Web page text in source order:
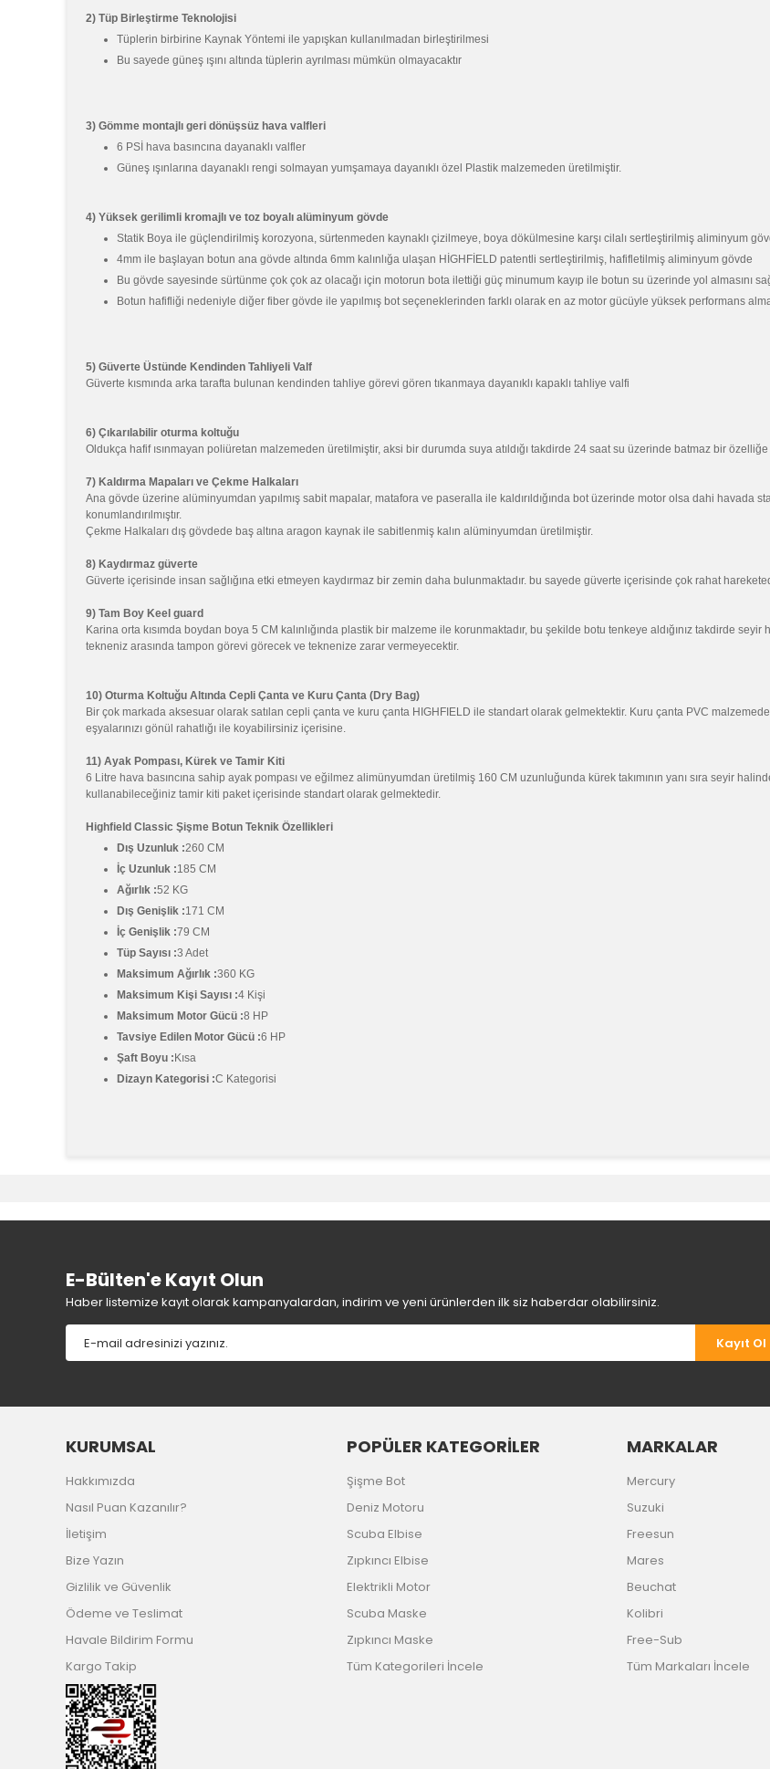
2) Tüp Birleştirme Teknolojisi
Tüplerin birbirine Kaynak Yöntemi ile yapışkan kullanılmadan birleştirilmesi
Bu sayede güneş ışını altında tüplerin ayrılması mümkün olmayacaktır
3) Gömme montajlı geri dönüşsüz hava valfleri
6 PSİ hava basıncına dayanaklı valfler
Güneş ışınlarına dayanaklı rengi solmayan yumşamaya dayanıklı özel Plastik malzemeden üretilmiştir.
4) Yüksek gerilimli kromajlı ve toz boyalı alüminyum gövde
Statik Boya ile güçlendirilmiş korozyona, sürtenmeden kaynaklı çizilmeye, boya dökülmesine karşı cilalı sertleştirilmiş aliminyum
4mm ile başlayan botun ana gövde altında 6mm kalınlığa ulaşan HİGHFİELD patentli sertleştirilmiş, hafifletilmiş aliminyum gövde
Bu gövde sayesinde sürtünme çok çok az olacağı için motorun bota ilettiği güç minumum kayıp ile botun su üzerinde yol almasını
Botun hafifliği nedeniyle diğer fiber gövde ile yapılmış bot seçeneklerinden farklı olarak en az motor gücüyle yüksek performans
5) Güverte Üstünde Kendinden Tahliyeli Valf
Güverte kısmında arka tarafta bulunan kendinden tahliye görevi gören tıkanmaya dayanıklı kapaklı tahliye valfi
6) Çıkarılabilir oturma koltuğu
Oldukça hafif ısınmayan poliüretan malzemeden üretilmiştir, aksi bir durumda suya atıldığı takdirde 24 saat su üzerinde batmaz bir
7) Kaldırma Mapaları ve Çekme Halkaları
Ana gövde üzerine alüminyumdan yapılmış sabit mapalar, matafora ve paseralla ile kaldırıldığında bot üzerinde motor olsa dahi havada
konumlandırılmıştır.
Çekme Halkaları dış gövdede baş altına aragon kaynak ile sabitlenmiş kalın alüminyumdan üretilmiştir.
8) Kaydırmaz güverte
Güverte içerisinde insan sağlığına etki etmeyen kaydırmaz bir zemin daha bulunmaktadır. bu sayede güverte içerisinde çok rahat
9) Tam Boy Keel guard
Karina orta kısımda boydan boya 5 CM kalınlığında plastik bir malzeme ile korunmaktadır, bu şekilde botu tenkeye aldığınız takdirde
tekneniz arasında tampon görevi görecek ve teknenize zarar vermeyecektir.
10) Oturma Koltuğu Altında Cepli Çanta ve Kuru Çanta (Dry Bag)
Bir çok markada aksesuar olarak satılan cepli çanta ve kuru çanta HIGHFIELD ile standart olarak gelmektektir. Kuru çanta PVC
eşyalarınızı gönül rahatlığı ile koyabilirsiniz içerisine.
11) Ayak Pompası, Kürek ve Tamir Kiti
6 Litre hava basıncına sahip ayak pompası ve eğilmez alimünyumdan üretilmiş 160 CM uzunluğunda kürek takımının yanı sıra seyir
kullanabileceğiniz tamir kiti paket içerisinde standart olarak gelmektedir.
Highfield Classic Şişme Botun Teknik Özellikleri
Dış Uzunluk :260 CM
İç Uzunluk :185 CM
Ağırlık :52 KG
Dış Genişlik :171 CM
İç Genişlik :79 CM
Tüp Sayısı :3 Adet
Maksimum Ağırlık :360 KG
Maksimum Kişi Sayısı :4 Kişi
Maksimum Motor Gücü :8 HP
Tavsiye Edilen Motor Gücü :6 HP
Şaft Boyu : Kısa
Dizayn Kategorisi :C Kategorisi
Ürün resmi kalitesiz, bozuk veya görüntülenemiyor.
Ürün bilgilerinde hatalar bulunuyor.
Ürün fiyatı diğer sitelerden daha pahalı.
Bu ürüne benzer farklı alternatifler olmalı.
Gönder
E-Bülten'e Kayıt Olun
Haber listemize kayıt olarak kampanyalardan, indirim ve yeni ürünlerden ilk siz haberdar olabilirsiniz.
Kayıt Ol
KURUMSAL
Hakkımızda
Nasıl Puan Kazanılır?
İletişim
Bize Yazın
Gizlilik ve Güvenlik
Ödeme ve Teslimat
Havale Bildirim Formu
Kargo Takip
POPÜLER KATEGORİLER
Şişme Bot
Deniz Motoru
Scuba Elbise
Zıpkıncı Elbise
Elektrikli Motor
Scuba Maske
Zıpkıncı Maske
Tüm Kategorileri İncele
MARKALAR
Mercury
Suzuki
Freesun
Mares
Beuchat
Kolibri
Free-Sub
Tüm Markaları İncele